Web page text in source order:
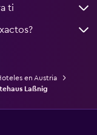
ti
en Austria
Laßnig